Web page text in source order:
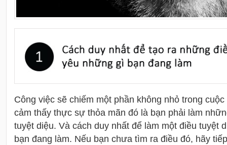
Công việc sẽ chiếm một phần không nhỏ trong
cảm thấy thực sự thỏa mãn đó là bạn phải làm
tuyệt diệu. Và cách duy nhất để làm một điều tuyệt
bạn đang làm. Nếu bạn chưa tìm ra điều đó, hãy